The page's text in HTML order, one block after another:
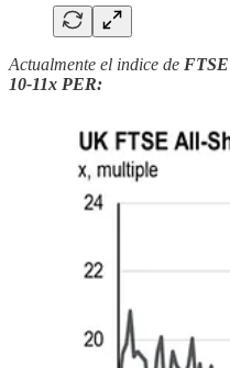
Actualmente el indice de FTSE
10-11x PER: